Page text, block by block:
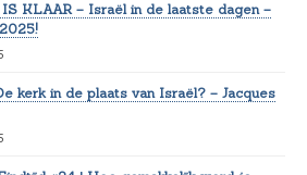
KLAAR – Israël in de laatste dagen –
kerk in de plaats van Israël? – Jacques